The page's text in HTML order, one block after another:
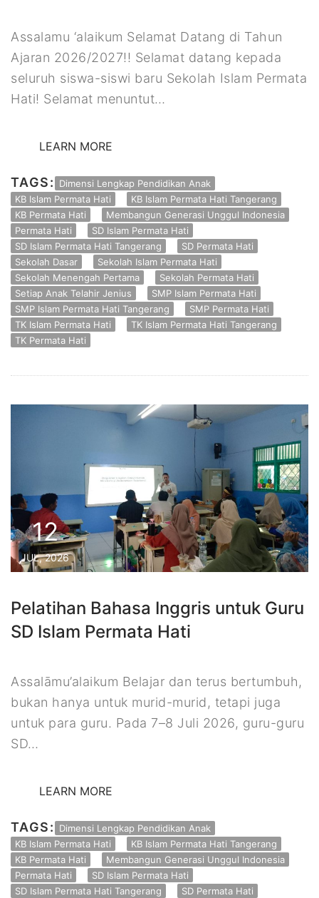
Assalamu ‘alaikum Selamat Datang di Tahun
Ajaran 2026/2027!! Selamat datang kepada
seluruh siswa-siswi baru Sekolah Islam Permata
Hati! Selamat menuntut…
LEARN MORE
TAGS:
Dimensi Lengkap Pendidikan Anak
KB Islam Permata Hati
KB Islam Permata Hati Tangerang
KB Permata Hati
Membangun Generasi Unggul Indonesia
Permata Hati
SD Islam Permata Hati
SD Islam Permata Hati Tangerang
SD Permata Hati
Sekolah Dasar
Sekolah Islam Permata Hati
Sekolah Menengah Pertama
Sekolah Permata Hati
Setiap Anak Telahir Jenius
SMP Islam Permata Hati
SMP Islam Permata Hati Tangerang
SMP Permata Hati
TK Islam Permata Hati
TK Islam Permata Hati Tangerang
TK Permata Hati
12
JUL, 2026
Pelatihan Bahasa Inggris untuk Guru
SD Islam Permata Hati
Assalāmu’alaikum Belajar dan terus bertumbuh,
bukan hanya untuk murid-murid, tetapi juga
untuk para guru. Pada 7–8 Juli 2026, guru-guru
SD…
LEARN MORE
TAGS:
Dimensi Lengkap Pendidikan Anak
KB Islam Permata Hati
KB Islam Permata Hati Tangerang
KB Permata Hati
Membangun Generasi Unggul Indonesia
Permata Hati
SD Islam Permata Hati
SD Islam Permata Hati Tangerang
SD Permata Hati